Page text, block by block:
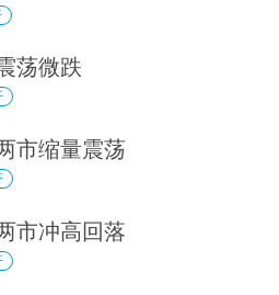
荡微跌
市缩量震荡
市冲高回落